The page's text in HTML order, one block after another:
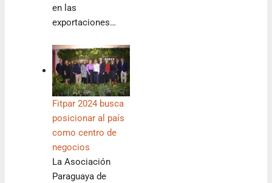
en las
exportaciones…
Fitpar 2024 busca
posicionar al país
como centro de
negocios
La Asociación
Paraguaya de